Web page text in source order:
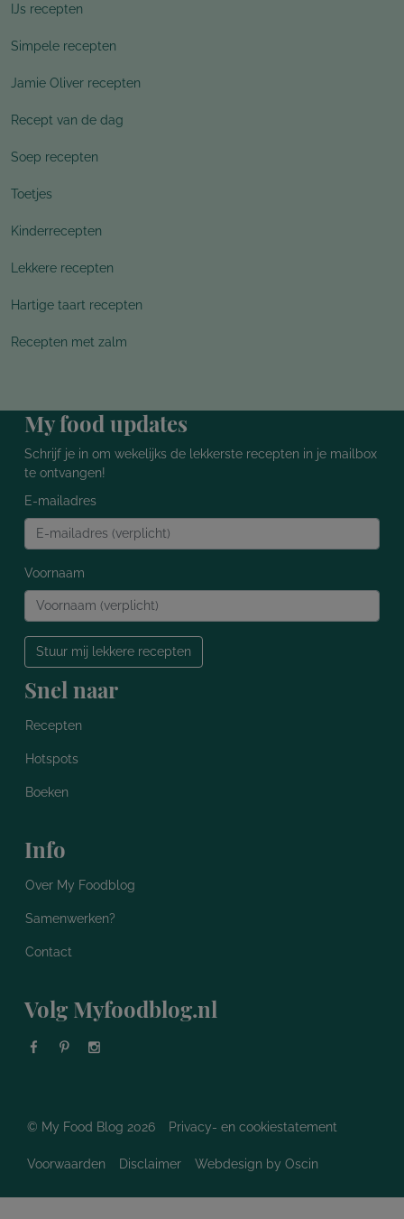
IJs recepten
Simpele recepten
Jamie Oliver recepten
Recept van de dag
Soep recepten
Toetjes
Kinderrecepten
Lekkere recepten
Hartige taart recepten
Recepten met zalm
My food updates
Schrijf je in om wekelijks de lekkerste recepten in je mailbox
te ontvangen!
E-mailadres
Voornaam
Stuur mij lekkere recepten
Snel naar
Recepten
Hotspots
Boeken
Info
Over My Foodblog
Samenwerken?
Contact
Volg Myfoodblog.nl
© My Food Blog 2026 Privacy- en cookiestatement
Voorwaarden Disclaimer Webdesign by Oscin